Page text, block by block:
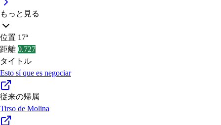
もっと見る
位置 17ª
距離 0.727
タイトル
Esto sí que es negociar
従来の帰属
Tirso de Molina